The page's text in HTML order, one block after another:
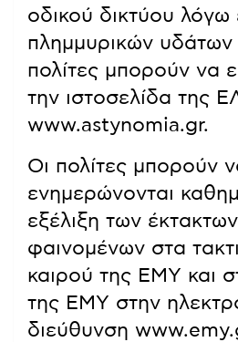
οδικού δικτύου λόγω
πλημμυρικών υδάτων
πολίτες μπορούν να
την ιστοσελίδα της
www.astynomia.gr.
Οι πολίτες μπορούν
ενημερώνονται
εξέλιξη των
φαινομένων στα
καιρού της ΕΜΥ και
της ΕΜΥ στην
διεύθυνση